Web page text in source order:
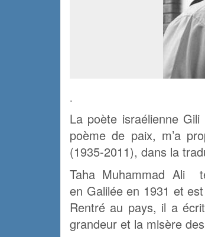
.
La poète israélienne
poème de paix, m’a
(1935-2011), dans la
Taha Muhammad Ali
en Galilée en 1931 et
Rentré au pays, il a
grandeur et la misère